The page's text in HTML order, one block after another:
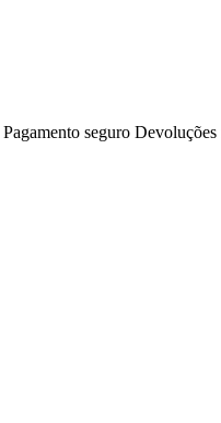
Pagamento seguro Devoluções